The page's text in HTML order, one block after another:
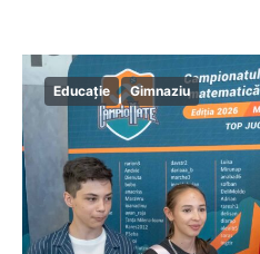
Educație Gimnaziu